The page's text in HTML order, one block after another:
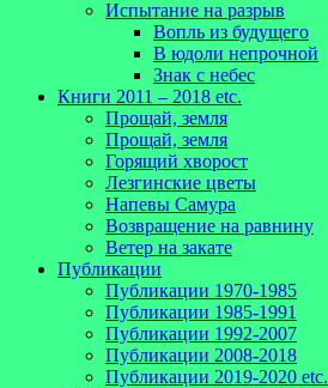
Испытание на разрыв
Вопль из будущего
В юдоли непрочной
Знак с небес
Книги 2011 – 2018 etc.
Прощай, земля
Прощай, земля
Горящий хворост
Лезгинские цветы
Напевы Самура
Возвращение на равнину
Ветер на закате
Публикации
Публикации 1970-1985
Публикации 1985-1991
Публикации 1992-2007
Публикации 2008-2018
Публикации 2019-2020 etc.